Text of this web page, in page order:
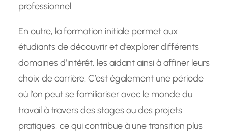
professionnel.
En outre, la formation initiale permet aux
étudiants de découvrir et d’explorer différents
domaines d’intérêt, les aidant ainsi à affiner leurs
choix de carrière. C’est également une période
où l’on peut se familiariser avec le monde du
travail à travers des stages ou des projets
pratiques, ce qui contribue à une transition plus